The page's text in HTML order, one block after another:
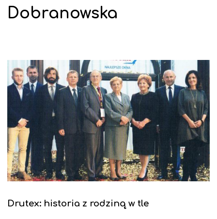
Dobranowska
Drutex: historia z rodziną w tle